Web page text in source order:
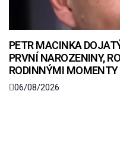
PETR MACINKA
PRVNÍ NAROZENINY,
RODINNÝMI MOMENTY
06/08/2026